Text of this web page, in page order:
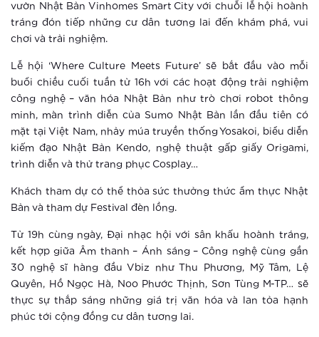
vườn Nhật Bản Vinhomes Smart City với chuỗi lễ hội hoành
tráng đón tiếp những cư dân tương lai đến khám phá, vui
chơi và trải nghiệm.
Lễ hội ‘Where Culture Meets Future’ sẽ bắt đầu vào mỗi
buổi chiều cuối tuần từ 16h với các hoạt động trải nghiệm
công nghệ – văn hóa Nhật Bản như trò chơi robot thông
minh, màn trình diễn của Sumo Nhật Bản lần đầu tiên có
mặt tại Việt Nam, nhảy múa truyền thống Yosakoi, biểu diễn
kiếm đạo Nhật Bản Kendo, nghệ thuật gấp giấy Origami,
trình diễn và thử trang phục Cosplay…
Khách tham dự có thể thỏa sức thưởng thức ẩm thực Nhật
Bản và tham dự Festival đèn lồng.
Từ 19h cùng ngày, Đại nhạc hội với sân khấu hoành tráng,
kết hợp giữa Âm thanh – Ánh sáng – Công nghệ cùng gần
30 nghệ sĩ hàng đầu Vbiz như Thu Phương, Mỹ Tâm, Lệ
Quyên, Hồ Ngọc Hà, Noo Phước Thịnh, Sơn Tùng M-TP… sẽ
thực sự thắp sáng những giá trị văn hóa và lan tỏa hạnh
phúc tới cộng đồng cư dân tương lai.
4 yếu tố “smart” tạo chuẩn sống mới
chưa từng có tại Vinhomes Smart
City
Xem thêm
5 thay đổi tuyệt vời khi sống tại
Vinhomes Smart City
Xem thêm
Trải nghiệm sống thời thượng thời
đại 4.0 tại đô thị thông minh của
Vingroup
Xem thêm
Điểm danh 3 đô thị thông minh hàng
đầu Châu Á
Xem thêm